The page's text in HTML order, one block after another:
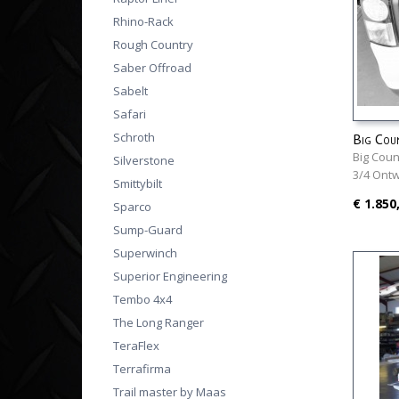
Rhino-Rack
Rough Country
Saber Offroad
Sabelt
Safari
Schroth
Silverstone
Smittybilt
Sparco
Sump-Guard
Superwinch
Superior Engineering
Tembo 4x4
The Long Ranger
TeraFlex
Terrafirma
Trail master by Maas
Big
Big
3/4
€